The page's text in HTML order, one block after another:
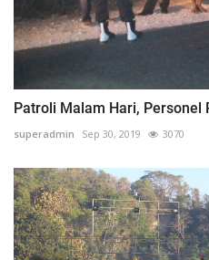
Patroli Malam Hari, Personel
superadmin Sep 30, 2019 3070